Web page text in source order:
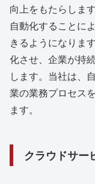
向上をもたらしま
自動化することに
きるようになりま
化させ、企業が持
します。当社は、
業の業務プロセス
ます。
クラウドサー